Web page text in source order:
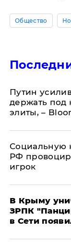
Общество
Путин
держать под
элиты, –
Социальную
РФ
игрок
В Крыму
ЗРПК
в Сети